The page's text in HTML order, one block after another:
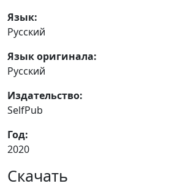
Язык:
Русский
Язык оригинала:
Русский
Издательство:
SelfPub
Год:
2020
Скачать